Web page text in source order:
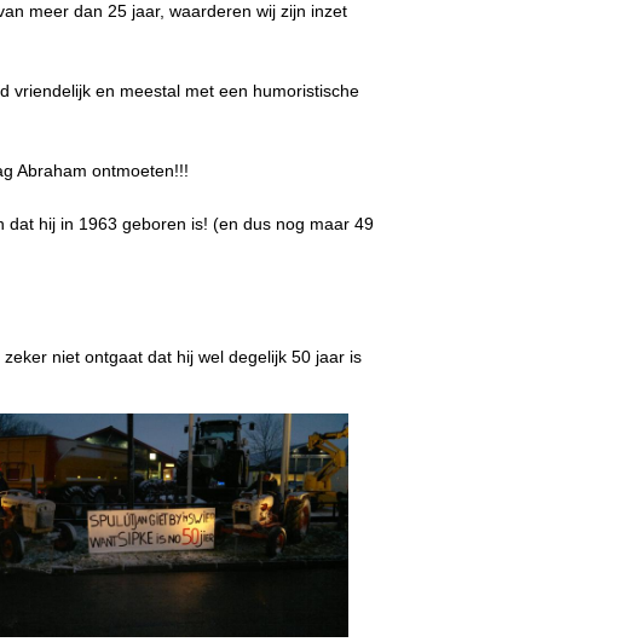
meer dan 25 jaar, waarderen wij zijn inzet
vriendelijk en meestal met een humoristische
Abraham ontmoeten!!!
hij in 1963 geboren is! (en dus nog maar 49
niet ontgaat dat hij wel degelijk 50 jaar is